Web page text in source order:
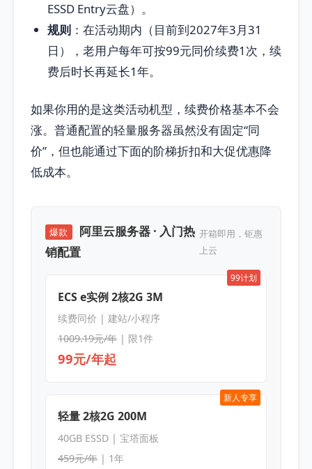
ESSD Entry云盘）。
规则 ：在活动期内（目前到2027年3月31
日），老用户每年可按99元同价续费1次，续
费后时长再延长1年。
如果你用的是这类活动机型，续费价格基本不会
涨。普通配置的轻量服务器虽然没有固定“同
价”，但也能通过下面的阶梯折扣和大促优惠降
低成本。
爆款
阿里云服务器 · 入门热
销配置
开箱即用，钜惠
上云
99计划
ECS e实例 2核2G 3M
续费同价 | 建站/小程序
1009.19元/年| 限1件
99元/年起
新人专享
轻量 2核2G 200M
40GB ESSD | 宝塔面板
459元/年| 1年